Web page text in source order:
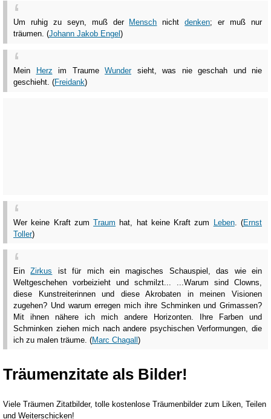
Um ruhig zu seyn, muß der Mensch nichtdenken; er muß nur
träumen. (Johann Jakob Engel )
Mein Herz im Traume Wundersieht, was nie geschah und nie
geschieht. (Freidank)
Wer keine Kraft zumTraum hat, hat keine Kraft zum Leben. (Ernst
Toller)
EinZirkus ist für mich ein magisches Schauspiel, das wie ein
Weltgeschehen vorbeizieht und schmilzt... ...Warum sind Clowns,
diese Kunstreiterinnen und diese Akrobaten in meinen Visionen
zugehen? Und warum erregen mich ihre Schminken und Grimassen?
Mit ihnen nähere ich mich andere Horizonten. Ihre Farben und
Schminken ziehen mich nach andere psychischen Verformungen, die
ich zu malen träume. (Marc Chagall )
Träumenzitate als Bilder!
Viele Träumen Zitatbilder, tolle kostenlose Träumenbilder zum Liken, Teilen
und Weiterschicken!